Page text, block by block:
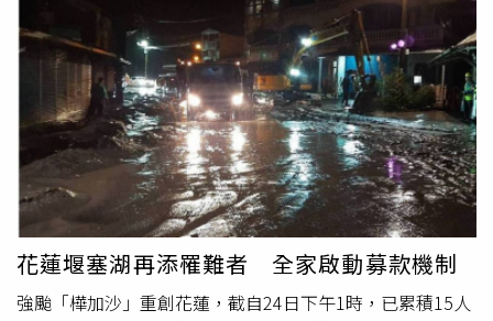
戶慰問金關懷，身故10萬元、加護病房5萬元、一般住院1
萬元（若同時為國泰人壽保戶以一次為限）。富邦人壽宣布
提供「保戶傷亡慰問金」，針對傷亡保戶提供身故10萬元、
加護病房5萬元、一般住院1萬元之慰問金。倘若保戶因事故
於七大合作院所住院，富邦人壽亦能代為以理賠金結算醫療
費用。統一超商指出，配合當地物資需求，將500個御飯糰
與500個麵包、40箱瓶裝水與泡麵等生活物資送至花蓮大進
國小的臨時避難收容處。同時，「OPEN!行動購物車」已於
9月24日下午抵達大進國小臨時避難所，提供餐食飲水服
務，為零售業者首台行動購物車抵達，預計今日共上千份生
活物資陸續會抵達當地協助災民，以行動送暖進花蓮。零售
業者24日出動行動購物車，運抵物資到花蓮大進國小。（圖
花蓮堰塞湖再添罹難者 全家啟動募款機制
強颱「樺加沙」重創花蓮，截自24日下午1時，已累積15人